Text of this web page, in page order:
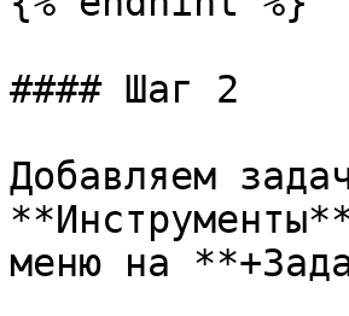
#### Шаг 2
Добавляем
меню на